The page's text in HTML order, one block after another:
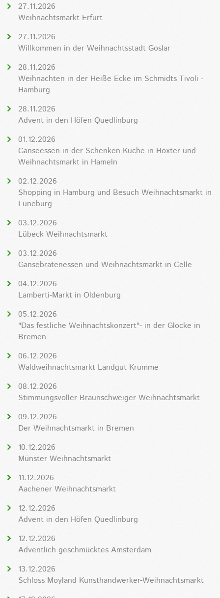
27.11.2026
Weihnachtsmarkt Erfurt
27.11.2026
Willkommen in der Weihnachtsstadt Goslar
28.11.2026
Weihnachten in der Heiße Ecke im Schmidts Tivoli -
Hamburg
28.11.2026
Advent in den Höfen Quedlinburg
01.12.2026
Gänseessen in der Schenken-Küche in Höxter und
Weihnachtsmarkt in Hameln
02.12.2026
Shopping in Hamburg und Besuch Weihnachtsmarkt in
Lüneburg
03.12.2026
Lübeck Weihnachtsmarkt
03.12.2026
Gänsebratenessen und Weihnachtsmarkt in Celle
04.12.2026
Lamberti-Markt in Oldenburg
05.12.2026
"Das festliche Weihnachtskonzert"- in der Glocke in
Bremen
06.12.2026
Waldweihnachtsmarkt Landgut Krumme
08.12.2026
Stimmungsvoller Braunschweiger Weihnachtsmarkt
09.12.2026
Der Weihnachtsmarkt in Bremen
10.12.2026
Münster Weihnachtsmarkt
11.12.2026
Aachener Weihnachtsmarkt
12.12.2026
Advent in den Höfen Quedlinburg
12.12.2026
Adventlich geschmücktes Amsterdam
13.12.2026
Schloss Moyland Kunsthandwerker-Weihnachtsmarkt